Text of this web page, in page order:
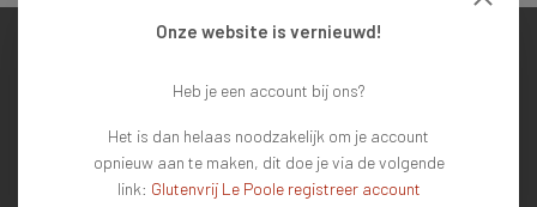
Contactgegevens
Nieuwsbrief
Onze website is vernieuwd!
Heb je een account bij ons?
Het is dan helaas noodzakelijk om je account
opnieuw aan te maken, dit doe je via de volgende
link: Glutenvrij Le Poole registreer account